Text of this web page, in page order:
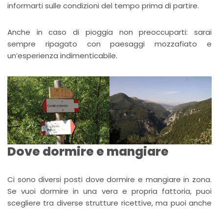
informarti sulle condizioni del tempo prima di partire.
Anche in caso di pioggia non preoccuparti: sarai
sempre ripagato con paesaggi mozzafiato e
un’esperienza indimenticabile.
Dove dormire e mangiare
Ci sono diversi posti dove dormire e mangiare in zona.
Se vuoi dormire in una vera e propria fattoria, puoi
scegliere tra diverse strutture ricettive, ma puoi anche